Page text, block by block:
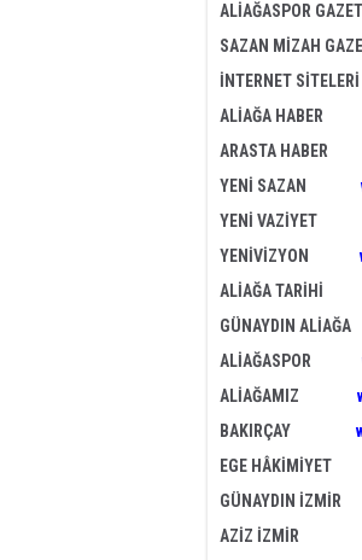
ALİAĞASPOR
SAZAN MİZAH
İNTERNET
ALİAĞA HABER
ARASTA HABER
YENİ SAZAN
YENİ VAZİYET
YENİVİZYON
ALİAĞA TARİHİ
GÜNAYDIN
ALİAĞASPOR
ALİAĞAMIZ
BAKIRÇAY
EGE
GÜNAYDIN
AZİZ İZMİR